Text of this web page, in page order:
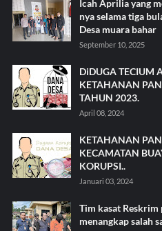
Icah Aprilia yang
nya selama tiga
Desa muara bahar
September 10, 2025
DiDUGA TECIUM
KETAHANAN
TAHUN 2023.
April 08, 2024
KETAHANAN
KECAMATAN
KORUPSI..
Januari 03, 2024
Tim kasat Reskrim
menangkap salah